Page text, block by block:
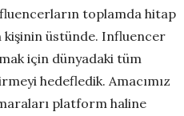
toplamda hitap
kişinin üstünde. Influencer
için dünyadaki tüm
hedefledik. Amacımız
platform haline